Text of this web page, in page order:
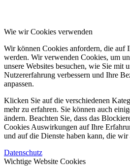
Wie wir Cookies verwenden
Wir können Cookies anfordern, die auf
werden. Wir verwenden Cookies, um
unsere Websites besuchen, wie Sie mit
Nutzererfahrung verbessern und Ihre
anpassen.
Klicken Sie auf die verschiedenen
mehr zu erfahren. Sie können auch
ändern. Beachten Sie, dass das
Cookies Auswirkungen auf Ihre
und auf die Dienste haben kann, die wir
Datenschutz
Wichtige Website Cookies